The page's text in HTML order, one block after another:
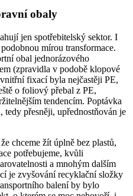
obaly
jen spotřebitelský sektor. I
mírou transformace.
obal jednorázového
(zpravidla v podobě klopové
fixací byla nejčastěji PE,
o foliový přebal z PE,
tendencím. Poptávka
tedy přesněji, upřednostňován je
chceme žít úplně bez plastů,
potřebujeme, kvůli
a mnohým dalším
je zvyšování recyklační složky
balení by bylo